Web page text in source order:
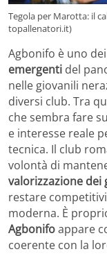
Tegola per Marotta: il
topallenatori.it)
Agbonifo è uno
emergenti del
nelle giovanili
diversi club. Tra
che sembra fare
e interesse reale
tecnica. Il club
volontà di
valorizzazione dei
restare
moderna. È
Agbonifoappare
coerente con la